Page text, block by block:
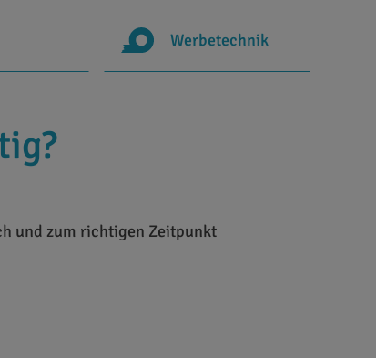
Werbetechnik
und zum richtigen Zeitpunkt